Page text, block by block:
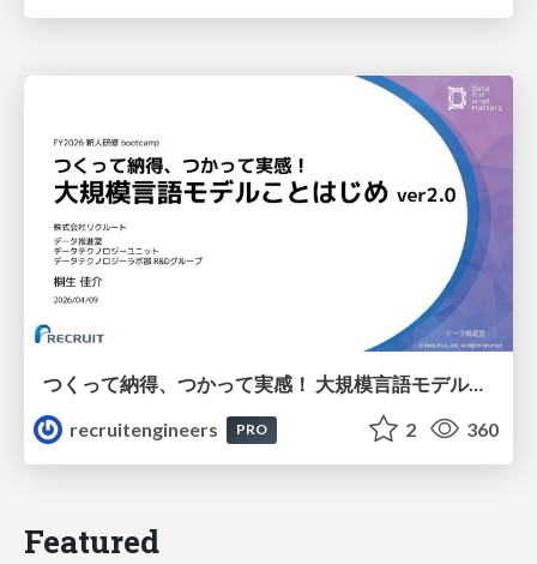
つくって納得、つかって実感！ 大規模言語モデルことはじめ ver2.0
recruitengineers
PRO 2 360
Featured